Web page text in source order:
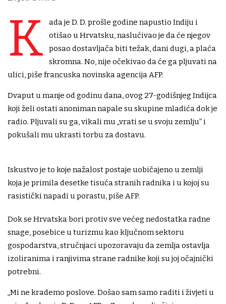
K
ada je D. D. prošle godine napustio Indiju i
otišao u Hrvatsku, naslućivao je da će njegov
posao dostavljača biti težak, dani dugi, a plaća
skromna. No, nije očekivao da će ga pljuvati na
ulici, piše francuska novinska agencija AFP.
Dvaput u manje od godinu dana, ovog 27-godišnjeg Indijca
koji želi ostati anoniman napale su skupine mladića dok je
radio. Pljuvali su ga, vikali mu „vrati se u svoju zemlju” i
pokušali mu ukrasti torbu za dostavu.
Iskustvo je to koje nažalost postaje uobičajeno u zemlji
koja je primila desetke tisuća stranih radnika i u kojoj su
rasistički napadi u porastu, piše AFP.
Dok se Hrvatska bori protiv sve većeg nedostatka radne
snage, posebice u turizmu kao ključnom sektoru
gospodarstva, stručnjaci upozoravaju da zemlja ostavlja
izoliranima i ranjivima strane radnike koji su joj očajnički
potrebni.
„Mi ne krademo poslove. Došao sam samo raditi i živjeti u